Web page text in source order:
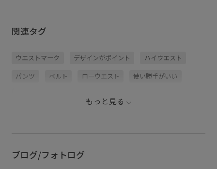
関連タグ
ウエストマーク デザインがポイント ハイウエスト
パンツ ベルト ローウエスト 使い勝手がいい
もっと見る
ブログ/フォトログ